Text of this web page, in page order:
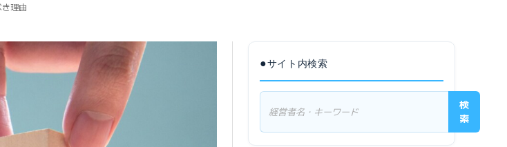
理由
●サイト内検索
検
索